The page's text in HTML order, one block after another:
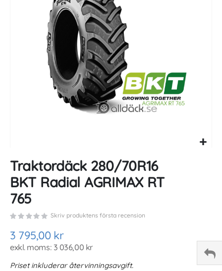
to
the
beginning
of
the
images
Traktordäck 280/70R16
BKT Radial AGRIMAX RT
765
Skriv produktens första recension
3 795,00 kr
3 036,00 kr
Priset inkluderar återvinningsavgift.